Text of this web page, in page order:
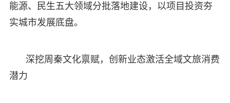
能源、民生五大领域分批落地建设，以项目投资夯
实城市发展底盘。
深挖周秦文化禀赋，创新业态激活全域文旅消费
潜力